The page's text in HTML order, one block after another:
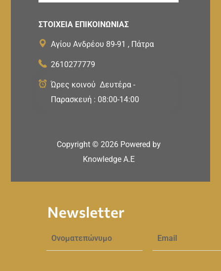
ΣΤΟΙΧΕΙΑ ΕΠΙΚΟΙΝΩΝΙΑΣ
Αγίου Ανδρέου 89-91 , Πάτρα
2610277779
Ώρες κοινού Δευτέρα -
Παρασκευή : 08:00-14:00
Copyright © 2026 Powered by
Knowledge A.E
Newsletter